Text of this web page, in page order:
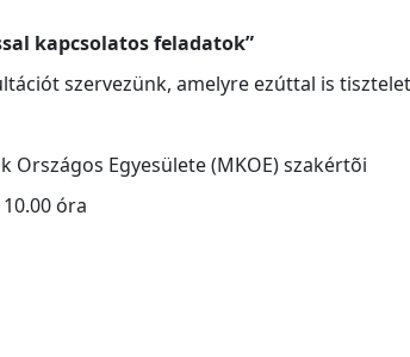
kapcsolatos feladatok”
szervezünk, amelyre ezúttal is
Országos Egyesülete (MKOE) szakértõi
óra